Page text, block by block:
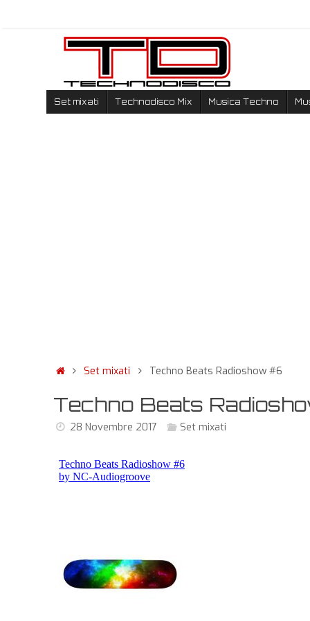
Set mixati Technodisco Mix Musica Techno
Set mixati Techno Beats Radioshow #6
Techno Beats
28 Novembre 2017 Set mixati